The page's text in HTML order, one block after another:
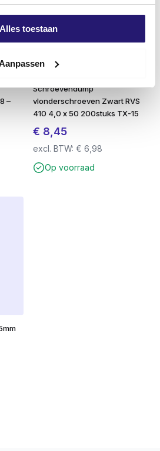
Alles toestaan
m Ø 5.0 mm: voor stevige en
op-hout buitentoepassingen
(C4): zilveren anti-
RVS: minder kans op breuk
met stevige grip (TX-20 t/m Ø
coating
en hardhout
gebouwd voor buiten.
–
Schroevendump
vlonderschroeven Zwart RVS
410 4,0 x 50 200stuks TX-15
€ 8,45
excl. BTW:€ 6,98
Op voorraad